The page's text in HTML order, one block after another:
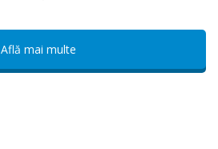
Află mai multe